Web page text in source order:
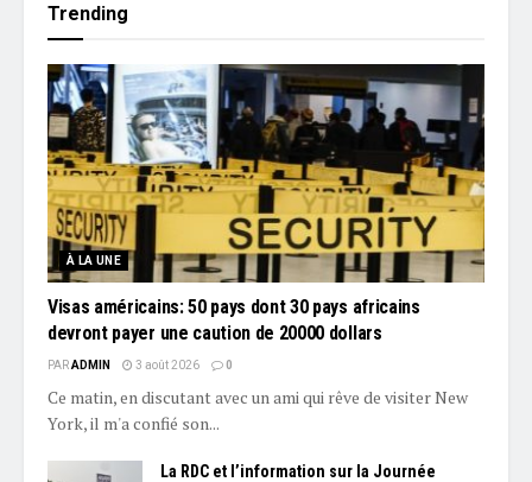
Trending
À LA UNE
Visas américains: 50 pays dont 30 pays africains
devront payer une caution de 20000 dollars
PARADMIN 3 août 2026 0
Ce matin, en discutant avec un ami qui rêve de visiter New
York, il m'a confié son...
La RDC et l’information sur la Journée